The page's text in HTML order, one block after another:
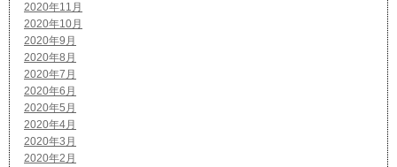
2020年11月
2020年10月
2020年9月
2020年8月
2020年7月
2020年6月
2020年5月
2020年4月
2020年3月
2020年2月